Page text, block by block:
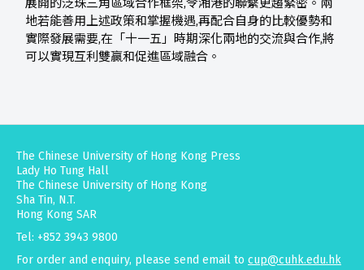
展開的泛珠三角區域合作框架,令湘港的聯繫更趨緊密。兩
地若能善用上述政策和掌握機遇,再配合自身的比較優勢和
實際發展需要,在「十一五」時期深化兩地的交流與合作,將
可以實現互利雙贏和促進區域融合。
The Chinese University of Hong Kong Press
Lady Ho Tung Hall
The Chinese University of Hong Kong
Sha Tin, N.T.
Hong Kong SAR
Tel: +852 3943 9800
For order and enquiry, please send email to cup@cuhk.edu.hk